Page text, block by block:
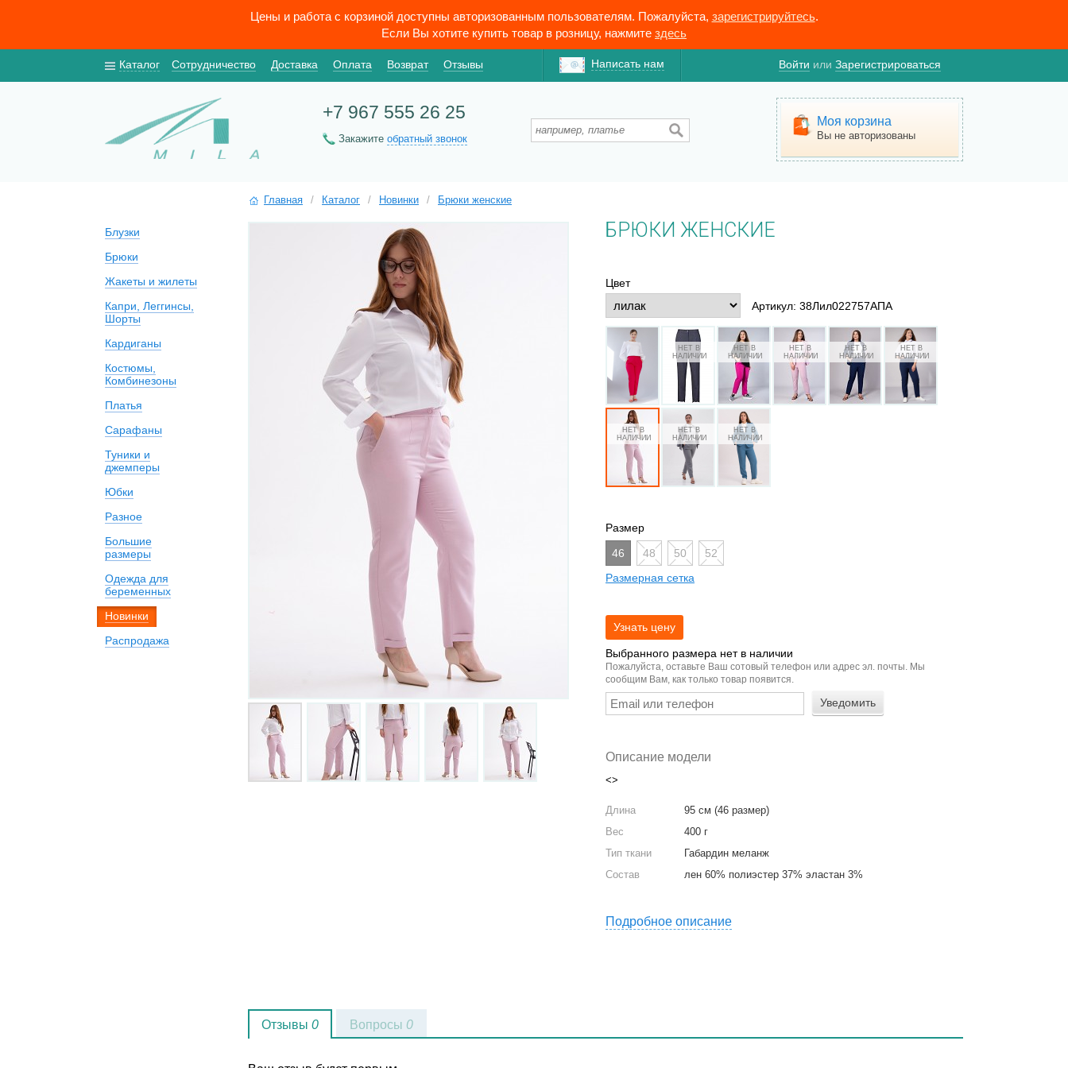
Цены и работа с корзиной доступны авторизованным пользователям. Пожалуйста, зарегистрируйтесь.
Если Вы хотите купить товар в розницу, нажмите здесь
Каталог Сотрудничество Доставка Оплата Возврат Отзывы Написать нам Войти или Зарегистрироваться
+7 967 555 26 25
Закажите обратный звонок
Моя корзина
Вы не авторизованы
Блузки
Брюки
Жакеты и жилеты
Капри, Леггинсы,
Шорты
Кардиганы
Костюмы,
Комбинезоны
Платья
Сарафаны
Туники и
джемперы
Юбки
Разное
Большие
размеры
Одежда для
беременных
Новинки
Распродажа
Главная / Каталог / Новинки / Брюки женские
БРЮКИ ЖЕНСКИЕ
Цвет
Артикул: 38Лил022757АПА
Размер
46
48 50
52
Размерная сетка
Выбранного размера нет в наличии
Пожалуйста, оставьте Ваш сотовый телефон или адрес эл. почты. Мы
сообщим Вам, как только товар появится.
Описание модели
<>
Длина
95 см (46 размер)
Вес
400 г
Тип ткани
Габардин меланж
Состав
лен 60% полиэстер 37% эластан 3%
Подробное описание
Отзывы 0 Вопросы 0